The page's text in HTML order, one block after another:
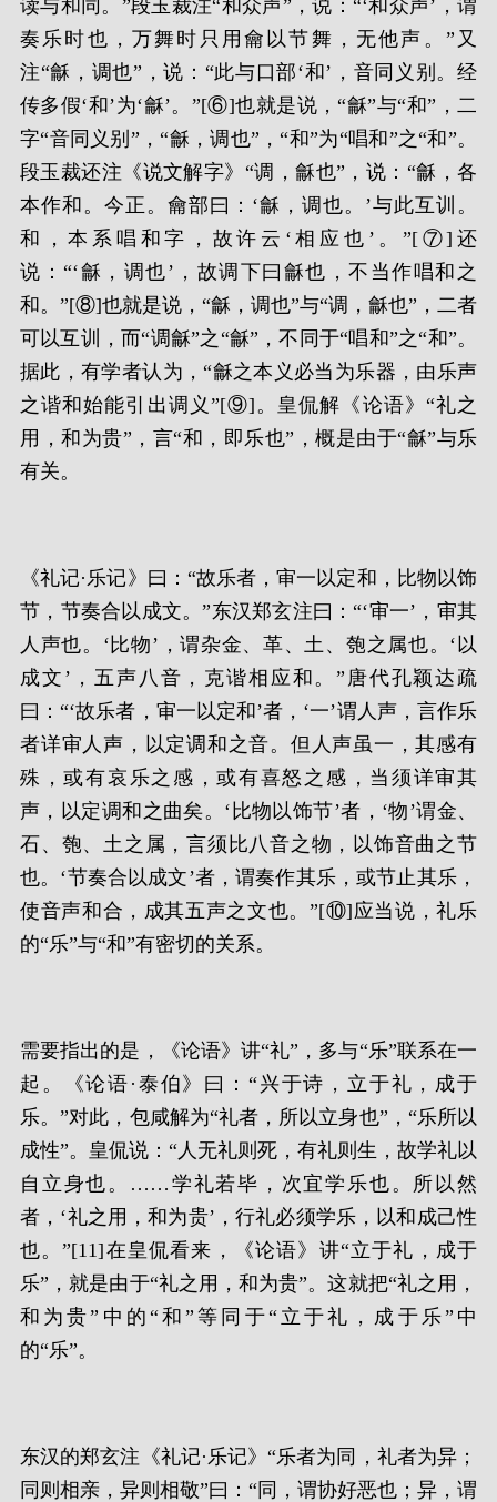
读与和同。”段玉裁注“和众声”，说：“‘和众声’，谓
奏乐时也，万舞时只用龠以节舞，无他声。”又
注“龢，调也”，说：“此与口部‘和’，音同义别。经
传多假‘和’为‘龢’。”[⑥]也就是说，“龢”与“和”，二
字“音同义别”，“龢，调也”，“和”为“唱和”之“和”。
段玉裁还注《说文解字》“调，龢也”，说：“龢，各
本作和。今正。龠部曰：‘龢，调也。’与此互训。
和，本系唱和字，故许云‘相应也’。”[⑦]还
说：“‘龢，调也’，故调下曰龢也，不当作唱和之
和。”[⑧]也就是说，“龢，调也”与“调，龢也”，二者
可以互训，而“调龢”之“龢”，不同于“唱和”之“和”。
据此，有学者认为，“龢之本义必当为乐器，由乐声
之谐和始能引出调义”[⑨]。皇侃解《论语》“礼之
用，和为贵”，言“和，即乐也”，概是由于“龢”与乐
有关。
《礼记·乐记》曰：“故乐者，审一以定和，比物以饰
节，节奏合以成文。”东汉郑玄注曰：“‘审一’，审其
人声也。‘比物’，谓杂金、革、土、匏之属也。‘以
成文’，五声八音，克谐相应和。”唐代孔颖达疏
曰：“‘故乐者，审一以定和’者，‘一’谓人声，言作乐
者详审人声，以定调和之音。但人声虽一，其感有
殊，或有哀乐之感，或有喜怒之感，当须详审其
声，以定调和之曲矣。‘比物以饰节’者，‘物’谓金、
石、匏、土之属，言须比八音之物，以饰音曲之节
也。‘节奏合以成文’者，谓奏作其乐，或节止其乐，
使音声和合，成其五声之文也。”[⑩]应当说，礼乐
的“乐”与“和”有密切的关系。
需要指出的是，《论语》讲“礼”，多与“乐”联系在一
起。《论语·泰伯》曰：“兴于诗，立于礼，成于
乐。”对此，包咸解为“礼者，所以立身也”，“乐所以
成性”。皇侃说：“人无礼则死，有礼则生，故学礼以
自立身也。……学礼若毕，次宜学乐也。所以然
者，‘礼之用，和为贵’，行礼必须学乐，以和成己性
也。”[11]在皇侃看来，《论语》讲“立于礼，成于
乐”，就是由于“礼之用，和为贵”。这就把“礼之用，
和为贵”中的“和”等同于“立于礼，成于乐”中
的“乐”。
东汉的郑玄注《礼记·乐记》“乐者为同，礼者为异；
同则相亲，异则相敬”曰：“同，谓协好恶也；异，谓